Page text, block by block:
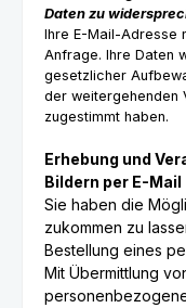
Daten zu
Ihre E-Mail-Adresse
Anfrage. Ihre Daten
gesetzlicher
der weitergehenden
zugestimmt haben.
Erhebung und
Bildern per E-Mail
Sie haben die
zukommen zu
Bestellung eines
Mit Übermittlung